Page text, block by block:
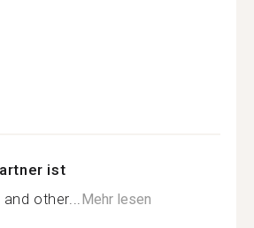
ist
other...Mehr lesen